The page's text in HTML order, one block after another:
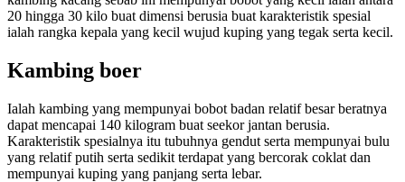
20 hingga 30 kilo buat dimensi berusia buat karakteristik spesial
ialah rangka kepala yang kecil wujud kuping yang tegak serta kecil.
Kambing boer
Ialah kambing yang mempunyai bobot badan relatif besar beratnya
dapat mencapai 140 kilogram buat seekor jantan berusia.
Karakteristik spesialnya itu tubuhnya gendut serta mempunyai bulu
yang relatif putih serta sedikit terdapat yang bercorak coklat dan
mempunyai kuping yang panjang serta lebar.